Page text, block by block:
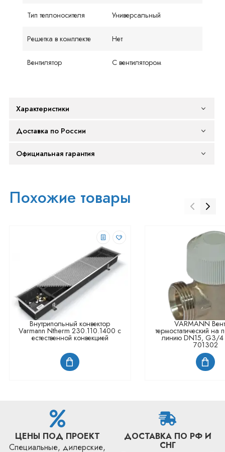
Тип теплоносителя Универсальный
Решетка в комплекте Нет
Вентилятор С вентилятором
Характеристики
Доставка по России
Официальная гарантия
Похожие товары
Внутрипольный конвектор
Varmann Ntherm 230.110.1400 с
естественной конвекцией
VARMANN
термостатический
линию DN15, G3/4
701302
ЦЕНЫ ПОД ПРОЕКТ
Специальные, дилерские,
ДОСТАВКА ПО РФ И
СНГ